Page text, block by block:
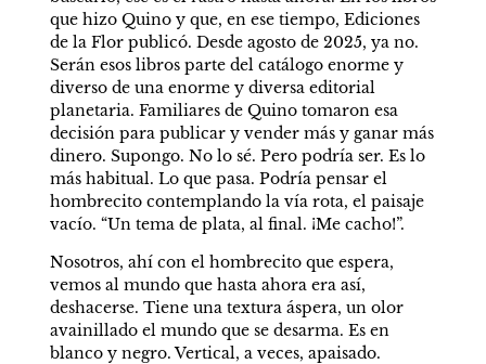
que hizo Quino y que, en ese tiempo, Ediciones
de la Flor publicó. Desde agosto de 2025, ya no.
Serán esos libros parte del catálogo enorme y
diverso de una enorme y diversa editorial
planetaria. Familiares de Quino tomaron esa
decisión para publicar y vender más y ganar más
dinero. Supongo. No lo sé. Pero podría ser. Es lo
más habitual. Lo que pasa. Podría pensar el
hombrecito contemplando la vía rota, el paisaje
vacío. “Un tema de plata, al final. ¡Me cacho!”.
Nosotros, ahí con el hombrecito que espera,
vemos al mundo que hasta ahora era así,
deshacerse. Tiene una textura áspera, un olor
avainillado el mundo que se desarma. Es en
blanco y negro. Vertical, a veces, apaisado.